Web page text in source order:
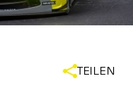
TEILEN